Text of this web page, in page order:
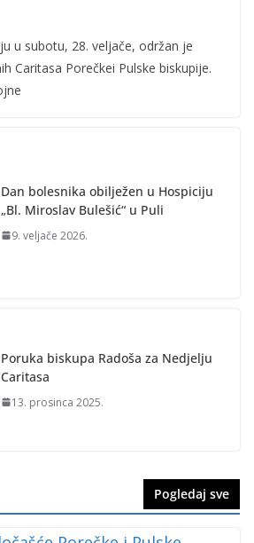
u subotu, 28. veljače, održan je
Caritasa Porečkei Pulske biskupije.
Dan bolesnika obilježen u Hospiciju
„Bl. Miroslav Bulešić“ u Puli
9. veljače 2026.
Poruka biskupa Radoša za Nedjelju
Caritasa
13. prosinca 2025.
Pogledaj sve